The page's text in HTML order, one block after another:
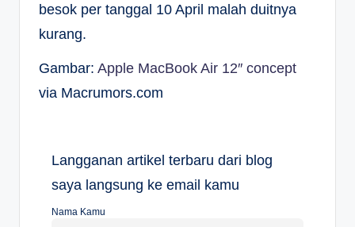
besok per tanggal 10 April malah duitnya
kurang.
Gambar: Apple MacBook Air 12″ concept
via Macrumors.com
Langganan artikel terbaru dari blog
saya langsung ke email kamu
Nama Kamu